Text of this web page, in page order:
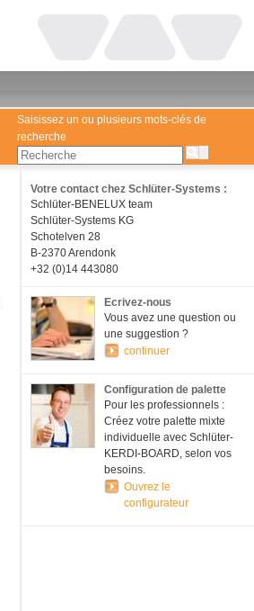
Saisissez un ou plusieurs mots-clés de
recherche
Votre contact chez Schlüter-Systems :
Schlüter-BENELUX team
Schlüter-Systems KG
Schotelven 28
B-2370 Arendonk
+32 (0)14 443080
Ecrivez-nous
Vous avez une question ou
une suggestion ?
continuer
Configuration de palette
Pour les professionnels :
Créez votre palette mixte
individuelle avec Schlüter-
KERDI-BOARD, selon vos
besoins.
Ouvrez le
configurateur